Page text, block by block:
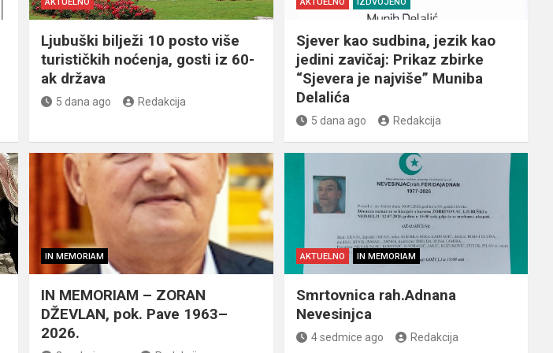
Ljubuški bilježi 10 posto više
turističkih noćenja, gosti iz 60-
ak država
5 dana ago Redakcija
Sjever kao sudbina, jezik kao
jedini zavičaj: Prikaz zbirke
“Sjevera je najviše” Muniba
Delalića
5 dana ago Redakcija
IN MEMORIAM
IN MEMORIAM – ZORAN
DŽEVLAN, pok. Pave 1963–
2026.
AKTUELNO IN MEMORIAM
Smrtovnica rah.Adnana
Nevesinjca
4 sedmice ago Redakcija